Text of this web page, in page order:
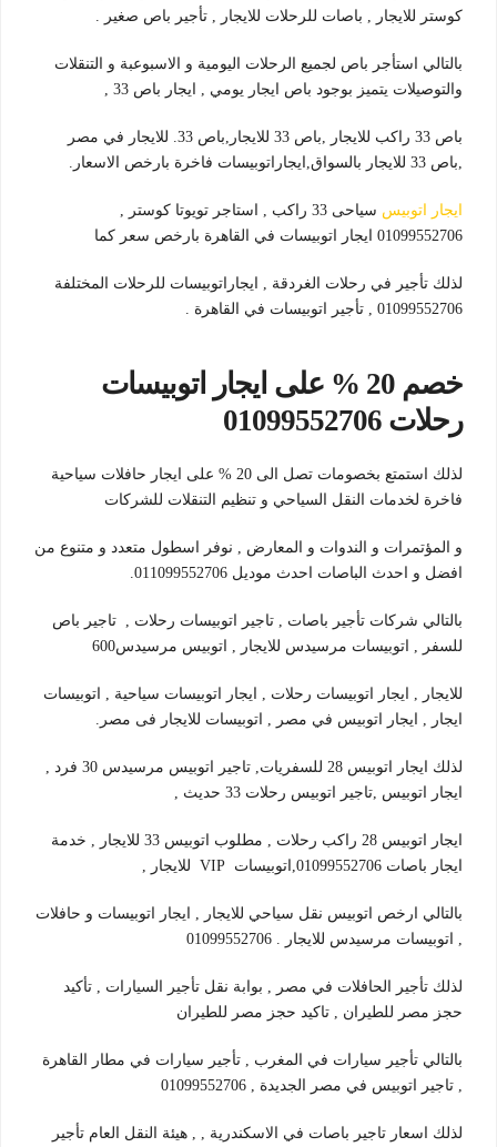
كوستر للايجار , باصات للرحلات للايجار , تأجير باص صغير .
بالتالي استأجر باص لجميع الرحلات اليومية و الاسبوعبة و التنقلات
والتوصيلات يتميز بوجود باص ايجار يومي , ايجار باص 33 ,
باص 33 راكب للايجار ,باص 33 للايجار,باص 33. للايجار في مصر
,باص 33 للايجار بالسواق,ايجاراتوبيسات فاخرة بارخص الاسعار.
ايجار اتوبيس
سياحى 33 راكب , استاجر تويوتا كوستر ,
01099552706 ايجار اتوبيسات في القاهرة بارخص سعر كما
لذلك تأجير في رحلات الغردقة , ايجاراتوبيسات للرحلات المختلفة
01099552706 , تأجير اتوبيسات في القاهرة .
خصم 20 % على ايجار اتوبيسات
رحلات 01099552706
لذلك استمتع بخصومات تصل الى 20 % على ايجار حافلات سياحية
فاخرة لخدمات النقل السياحي و تنظيم التنقلات للشركات
و المؤتمرات و الندوات و المعارض , نوفر اسطول متعدد و متنوع من
افضل و احدث الباصات احدث موديل 011099552706.
بالتالي شركات تأجير باصات , تاجير اتوبيسات رحلات , تاجير باص
للسفر , اتوبيسات مرسيدس للايجار , اتوبيس مرسيدس600
للايجار , ايجار اتوبيسات رحلات , ايجار اتوبيسات سياحية , اتوبيسات
ايجار , ايجار اتوبيس في مصر , اتوبيسات للايجار فى مصر.
لذلك ايجار اتوبيس 28 للسفريات, تاجير اتوبيس مرسيدس 30 فرد ,
ايجار اتوبيس ,تاجير اتوبيس رحلات 33 حديث ,
ايجار اتوبيس 28 راكب رحلات , مطلوب اتوبيس 33 للايجار , خدمة
ايجار باصات 01099552706,اتوبيسات VIP للايجار ,
بالتالي ارخص اتوبيس نقل سياحي للايجار , ايجار اتوبيسات و حافلات
, اتوبيسات مرسيدس للايجار . 01099552706
لذلك تأجير الحافلات في مصر , بوابة نقل تأجير السيارات , تأكيد
حجز مصر للطيران , تاكيد حجز مصر للطيران
بالتالي تأجير سيارات في المغرب , تأجير سيارات في مطار القاهرة
, تاجير اتوبيس في مصر الجديدة , 01099552706
لذلك اسعار تاجير باصات في الاسكندرية , , هيئة النقل العام تأجير